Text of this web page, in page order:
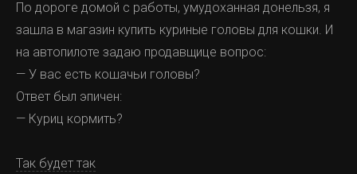
По дороге домой с работы, умудоханная донельзя, я
зашла в магазин купить куриные головы для кошки. И
на автопилоте задаю продавщице вопрос:
— У вас есть кошачьи головы?
Ответ был эпичен:
— Куриц кормить?
Так будет так